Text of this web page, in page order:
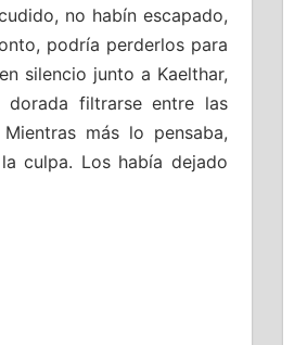
no habín escapado,
podría perderlos para
silencio junto a Kaelthar,
dorada filtrarse entre las
más lo pensaba,
culpa. Los había dejado